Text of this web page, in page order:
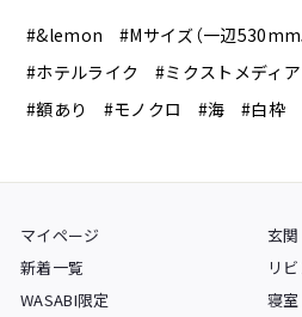
#&lemon #Mサイズ（一辺530mm
#ホテルライク
#ミクストメディア
#額あり
#モノクロ #海 #白枠
マイページ
新着一覧
WASABI限定
玄関
リ
寝室